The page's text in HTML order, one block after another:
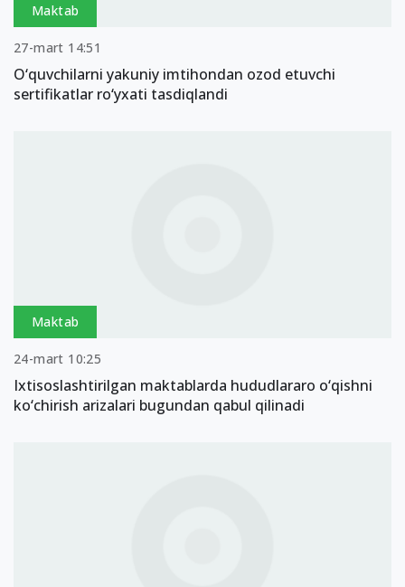
Maktab
27-mart 14:51
O‘quvchilarni yakuniy imtihondan ozod etuvchi
sertifikatlar ro‘yxati tasdiqlandi
Maktab
24-mart 10:25
Ixtisoslashtirilgan maktablarda hududlararo o‘qishni
ko‘chirish arizalari bugundan qabul qilinadi